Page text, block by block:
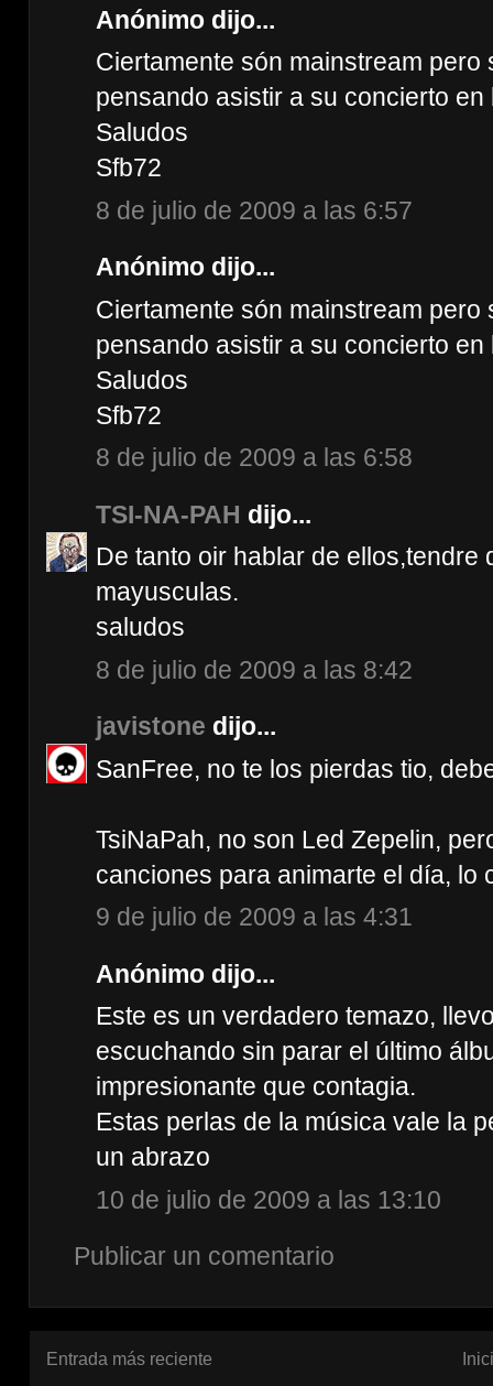
Anónimo dijo...
Ciertamente són mainstream pero
pensando asistir a su concierto
Saludos
Sfb72
8 de julio de 2009 a las 6:57
Anónimo dijo...
Ciertamente són mainstream pero
pensando asistir a su concierto
Saludos
Sfb72
8 de julio de 2009 a las 6:58
TSI-NA-PAH dijo...
De tanto oir hablar de ellos,tendre
mayusculas.
saludos
8 de julio de 2009 a las 8:42
javistone dijo...
SanFree, no te los pierdas tio,
TsiNaPah, no son Led Zepelin,
canciones para animarte el día, lo
9 de julio de 2009 a las 4:31
Anónimo dijo...
Este es un verdadero temazo,
escuchando sin parar el último
impresionante que contagia.
Estas perlas de la música vale la
un abrazo
10 de julio de 2009 a las 13:10
Publicar un comentario
Entrada más reciente